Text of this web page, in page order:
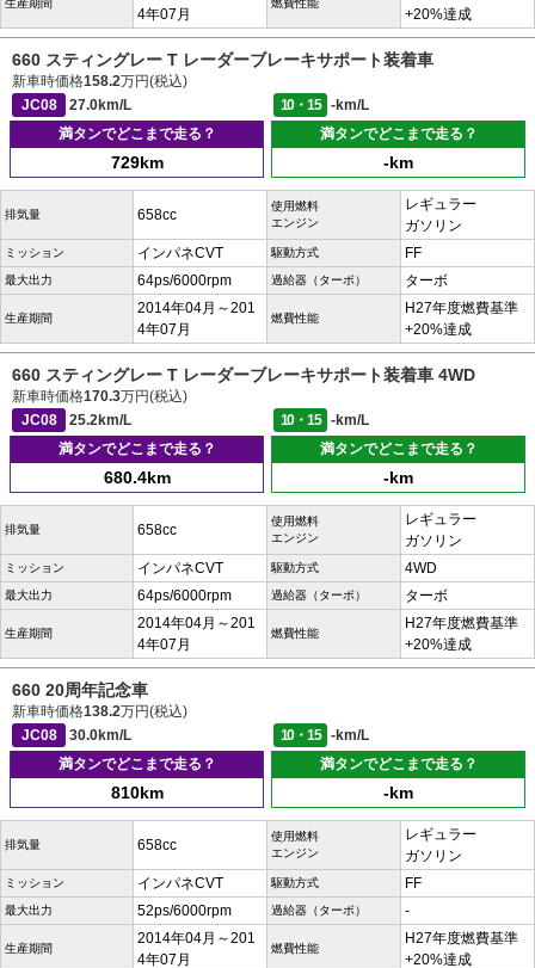
生産期間
4年07月
燃費性能
+20%達成
660 スティングレー T レーダーブレーキサポート装着車
新車時価格158.2万円(税込)
JC08
27.0km/L 10・15
-km/L
満タンでどこまで走る？
729km
満タンでどこまで走る？
-km
排気量 658cc
使用燃料
エンジン
レギュラー
ガソリン
ミッション インパネCVT 駆動方式 FF
最大出力 64ps/6000rpm 過給器（ターボ） ターボ
生産期間
2014年04月～201
4年07月
燃費性能
H27年度燃費基準
+20%達成
660 スティングレー T レーダーブレーキサポート装着車 4WD
新車時価格170.3万円(税込)
JC08
25.2km/L 10・15
-km/L
満タンでどこまで走る？
680.4km
満タンでどこまで走る？
-km
排気量 658cc
使用燃料
エンジン
レギュラー
ガソリン
ミッション インパネCVT 駆動方式 4WD
最大出力 64ps/6000rpm 過給器（ターボ） ターボ
生産期間
2014年04月～201
4年07月
燃費性能
H27年度燃費基準
+20%達成
660 20周年記念車
新車時価格138.2万円(税込)
JC08
30.0km/L 10・15
-km/L
満タンでどこまで走る？
810km
満タンでどこまで走る？
-km
排気量 658cc
使用燃料
エンジン
レギュラー
ガソリン
ミッション インパネCVT 駆動方式 FF
最大出力 52ps/6000rpm 過給器（ターボ） -
生産期間
2014年04月～201
4年07月
燃費性能
H27年度燃費基準
+20%達成